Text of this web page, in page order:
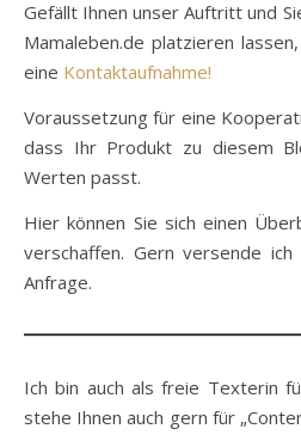
Gefällt Ihnen unser Auftritt und
Mamaleben.de platzieren
eine Kontaktaufnahme!
Voraussetzung für eine
dass Ihr Produkt zu diesem
Werten passt.
Hier können Sie sich einen
verschaffen. Gern versende
Anfrage.
Ich bin auch als freie Texterin
stehe Ihnen auch gern für